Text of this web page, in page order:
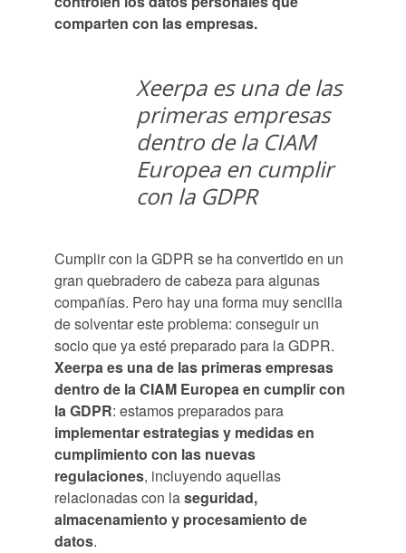
comparten con las empresas.
Xeerpa es una de las
primeras empresas
dentro de la CIAM
Europea en cumplir
con la GDPR
Cumplir con la GDPR se ha convertido en un
gran quebradero de cabeza para algunas
compañías. Pero hay una forma muy sencilla
de solventar este problema: conseguir un
socio que ya esté preparado para la GDPR.
Xeerpa es una de las primeras empresas
dentro de la CIAM Europea en cumplir con
la GDPR: estamos preparados para
implementar estrategias y medidas en
cumplimiento con las nuevas
regulaciones, incluyendo aquellas
relacionadas con laseguridad,
almacenamiento y procesamiento de
datos.